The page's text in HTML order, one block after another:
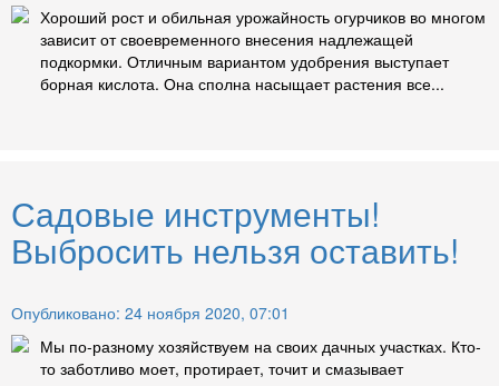
Хороший рост и обильная урожайность огурчиков во многом
зависит от своевременного внесения надлежащей
подкормки. Отличным вариантом удобрения выступает
борная кислота. Она сполна насыщает растения все...
Садовые инструменты!
Выбросить нельзя оставить!
Опубликовано: 24 ноября 2020, 07:01
Мы по-разному хозяйствуем на своих дачных участках. Кто-
то заботливо моет, протирает, точит и смазывает